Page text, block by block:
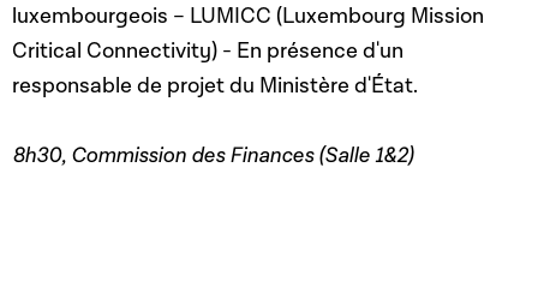
luxembourgeois – LUMICC (Luxembourg Mission
Critical Connectivity) - En présence d'un
responsable de projet du Ministère d'État.
8h30, Commission des Finances (Salle 1&2)